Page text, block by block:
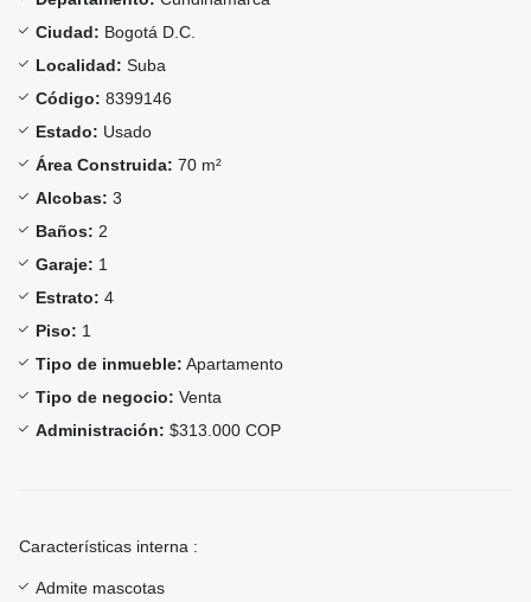
Ciudad: Bogotá D.C.
Localidad: Suba
Código: 8399146
Estado: Usado
Área Construida: 70 m²
Alcobas: 3
Baños: 2
Garaje: 1
Estrato: 4
Piso: 1
Tipo de inmueble: Apartamento
Tipo de negocio: Venta
Administración: $313.000 COP
Características interna :
Admite mascotas